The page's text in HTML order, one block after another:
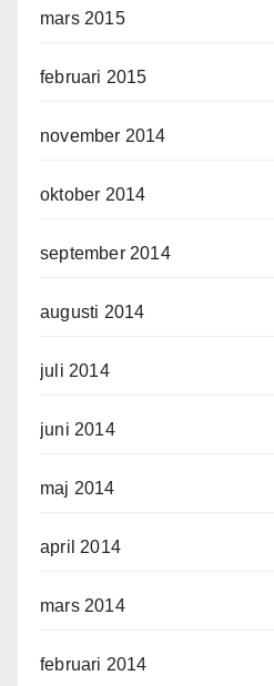
mars 2015
februari 2015
november 2014
oktober 2014
september 2014
augusti 2014
juli 2014
juni 2014
maj 2014
april 2014
mars 2014
februari 2014